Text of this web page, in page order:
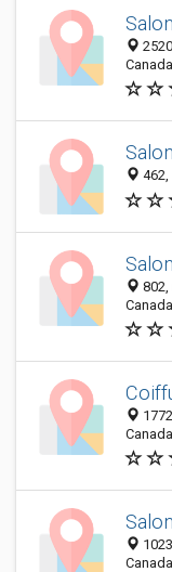
Canada
462,
802,
Canada
Canada
Canada